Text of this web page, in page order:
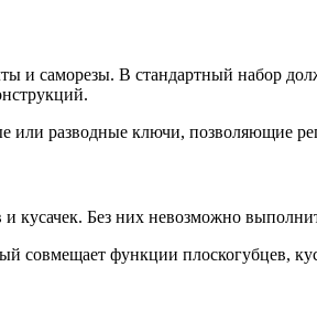
и саморезы. В стандартный набор
или разводные ключи, позволяющие
кусачек. Без них невозможно
совмещает функции плоскогубцев,